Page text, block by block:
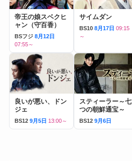
帝王の娘スベクヒ
ャン（守百香）
BSフジ 8月12日
07:55～
サイムダン
BS10 8月17日 09:15
～
良いが悪い、ドン
ジェ
BS12 9月5日 13:00～
スティーラー～七
つの朝鮮通宝～
BS12 9月6日